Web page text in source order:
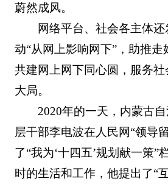
蔚然成风。
网络平台、社会各主体
动“从网上影响网下”，助推走
共建网上网下同心圆，服务
大局。
2020年的一天，内蒙古
层干部李电波在人民网“领导
了“我为‘十四五’规划献一策”
时的生活和工作，他提出了“